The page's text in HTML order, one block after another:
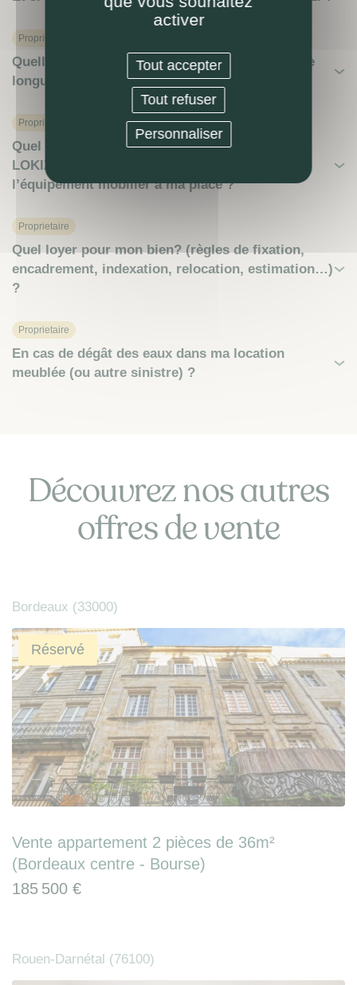
Proprietaire
Quelles spécificités du bail de location meublée
longue durée ?
Proprietaire
Quel coût pour meubler ma location meublée ?
LOKIZI peut-elle assurer l’ameublement /
l’équipement mobilier à ma place ?
Proprietaire
Quel loyer pour mon bien? (règles de fixation,
encadrement, indexation, relocation, estimation…)
?
Proprietaire
En cas de dégât des eaux dans ma location
meublée (ou autre sinistre) ?
Découvrez nos autres
offres de vente
Bordeaux (33000)
Réservé
Vente appartement 2 pièces de 36m²
(Bordeaux centre - Bourse)
185 500 €
Rouen-Darnétal (76100)
activer
Tout accepter
Tout refuser
Personnaliser